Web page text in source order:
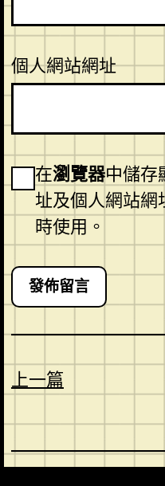
個人網站網址
在瀏覽器中儲存
址及個人網站
時使用。
上一篇